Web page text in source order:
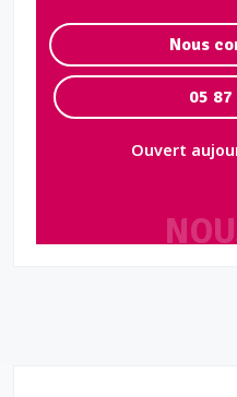
Nous
05
Ouvert